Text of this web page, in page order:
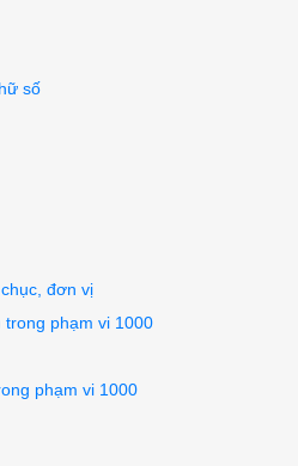
số
đơn vị
phạm vi 1000
phạm vi 1000